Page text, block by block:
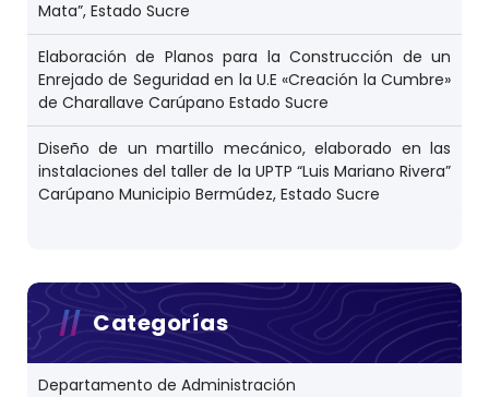
Mata”, Estado Sucre
Elaboración de Planos para la Construcción de un
Enrejado de Seguridad en la U.E «Creación la Cumbre»
de Charallave Carúpano Estado Sucre
Diseño de un martillo mecánico, elaborado en las
instalaciones del taller de la UPTP “Luis Mariano Rivera”
Carúpano Municipio Bermúdez, Estado Sucre
Categorías
Departamento de Administración